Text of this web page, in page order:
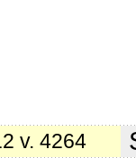
v. 4264